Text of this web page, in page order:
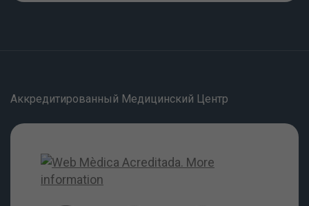
Аккредитированный Медицинский Центр